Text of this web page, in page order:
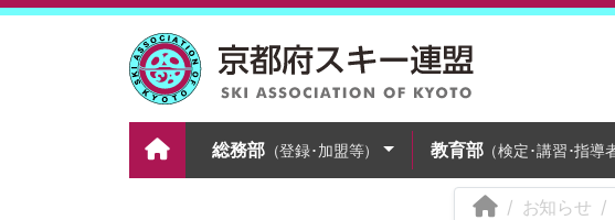
総務部（登録･加盟等） 教育部（検定･講習･指導
お知らせ